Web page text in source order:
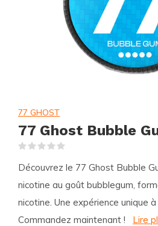
77 GHOST
77 Ghost Bubble
Découvrez le 77 Ghost Bubble
nicotine au goût bubblegum,
nicotine. Une expérience unique
Commandez maintenant !
Lire